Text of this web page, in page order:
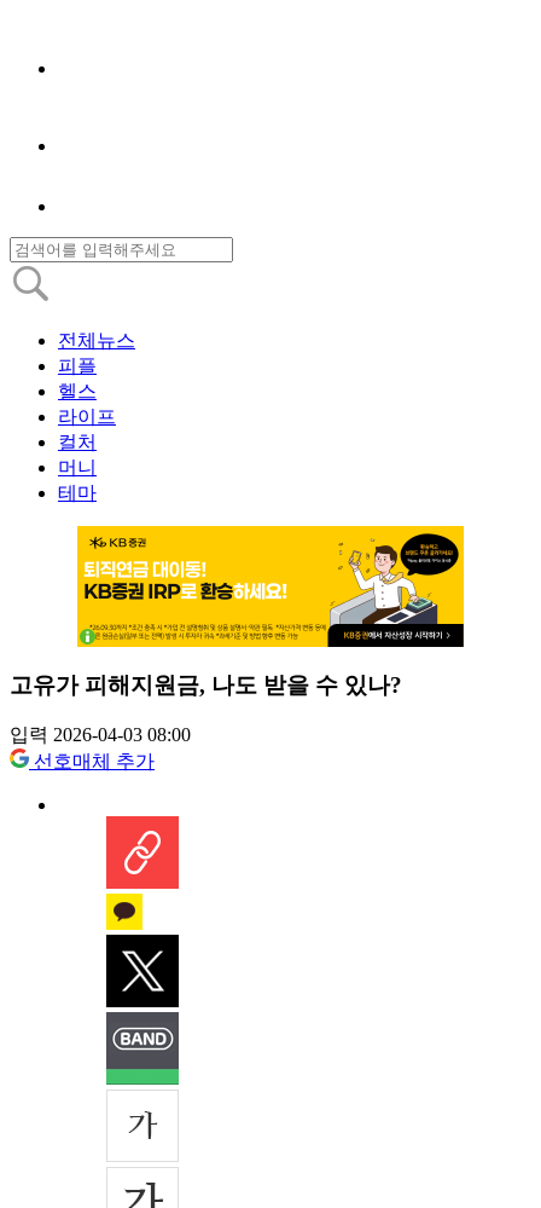
전체뉴스
피플
헬스
라이프
컬처
머니
테마
고유가 피해지원금, 나도 받을 수 있나?
입력 2026-04-03 08:00
선호매체 추가